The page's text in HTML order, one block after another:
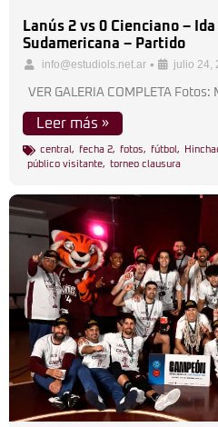
Lanús 2 vs 0 Cienciano –
Sudamericana – Partido
info@estudiols.net.ar • julio 24,
VER GALERIA COMPLETA Fotos:
Leer más »
central , fecha 2, fotos, fútbol ,
público visitante, torneo clausura